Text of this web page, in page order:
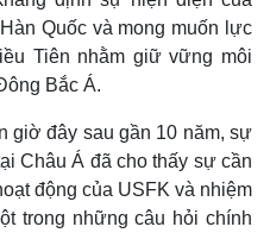
Quốc và mong muốn lực
Tiên nhằm giữ vững môi
Bắc Á.
giờ đây sau gần 10 năm, sự
Châu Á đã cho thấy sự cần
động của USFK và nhiệm
trong những câu hỏi chính